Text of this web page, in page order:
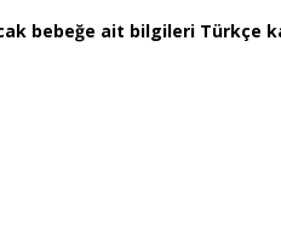
bebeğe ait bilgileri